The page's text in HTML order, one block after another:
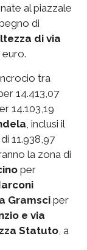
al piazzale
di
di via
euro.
tra
14.413,07
14.103,19
, inclusi il
11.938,97
la zona di
per
Gramsci per
e via
Statuto, a